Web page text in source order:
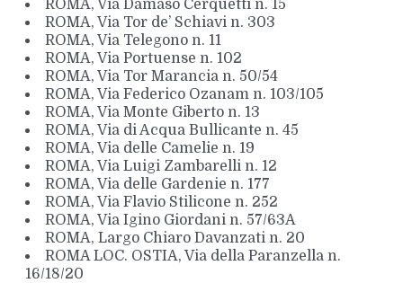
ROMA, Via Damaso Cerquetti n. 15
ROMA, Via Tor de’ Schiavi n. 303
ROMA, Via Telegono n. 11
ROMA, Via Portuense n. 102
ROMA, Via Tor Marancia n. 50/54
ROMA, Via Federico Ozanam n. 103/105
ROMA, Via Monte Giberto n. 13
ROMA, Via di Acqua Bullicante n. 45
ROMA, Via delle Camelie n. 19
ROMA, Via Luigi Zambarelli n. 12
ROMA, Via delle Gardenie n. 177
ROMA, Via Flavio Stilicone n. 252
ROMA, Via Igino Giordani n. 57/63A
ROMA, Largo Chiaro Davanzati n. 20
ROMA LOC. OSTIA, Via della Paranzella n.
16/18/20